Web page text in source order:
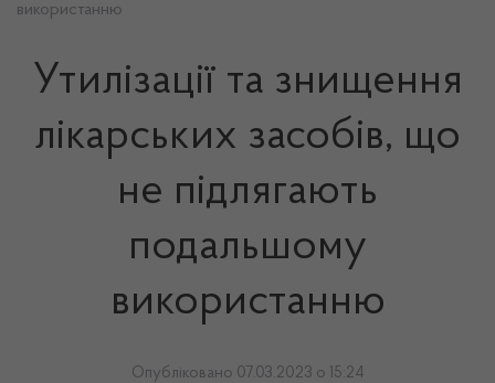
використанню
Утилізації та знищення
лікарських засобів, що
не підлягають
подальшому
використанню
Опубліковано 07.03.2023 о 15:24